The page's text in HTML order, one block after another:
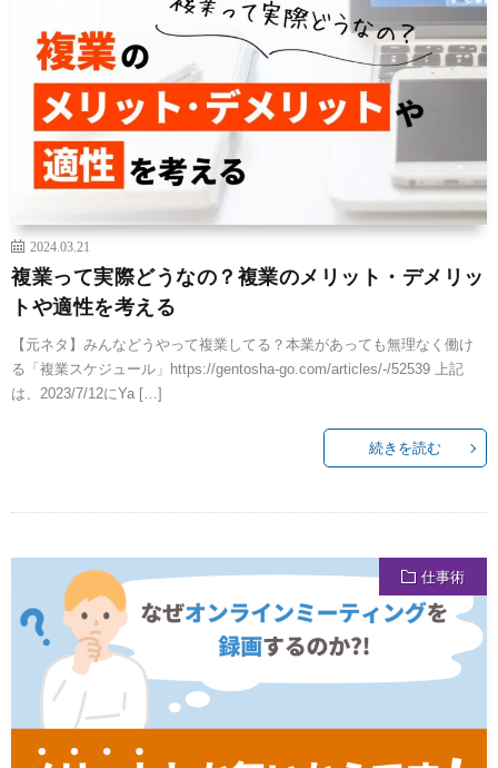
2024.03.21
複業って実際どうなの？複業のメリット・デメリッ
トや適性を考える
【元ネタ】みんなどうやって複業してる？本業があっても無理なく働け
る「複業スケジュール」https://gentosha-go.com/articles/-/52539 上記
は、2023/7/12にYa […]
続きを読む
仕事術